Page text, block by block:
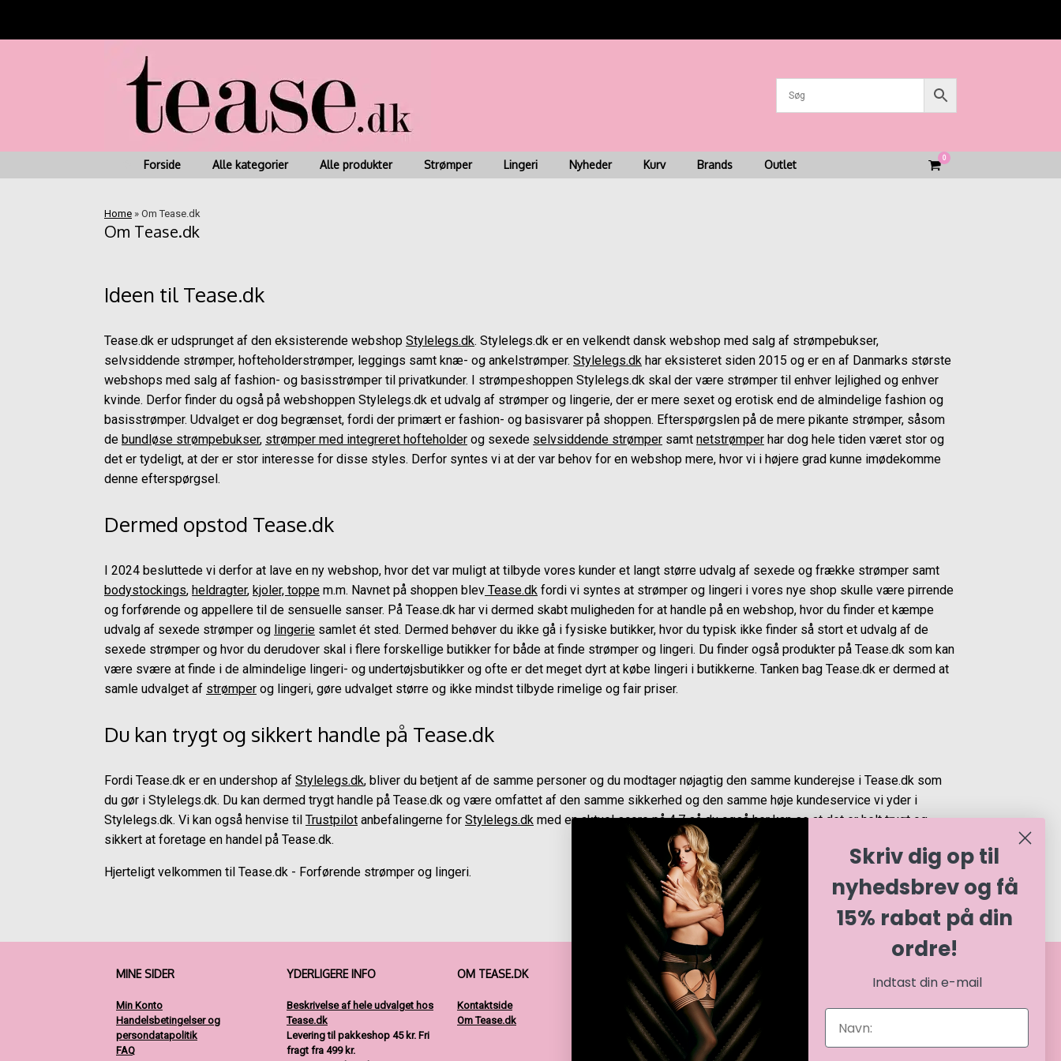
Forside Alle kategorier Alle produkter Strømper Lingeri Nyheder Kurv Brands Outlet
View
shopping
0
Home » Om Tease.dk
Om Tease.dk
Ideen til Tease.dk
Tease.dk er udsprunget af den eksisterende webshop Stylelegs.dk. Stylelegs.dk er en velkendt dansk webshop med salg af strømpebukser,
selvsiddende strømper, hofteholderstrømper, leggings samt knæ- og ankelstrømper. Stylelegs.dk har eksisteret siden 2015 og er en af Danmarks største
webshops med salg af fashion- og basisstrømper til privatkunder. I strømpeshoppen Stylelegs.dk skal der være strømper til enhver lejlighed og enhver
kvinde. Derfor finder du også på webshoppen Stylelegs.dk et udvalg af strømper og lingerie, der er mere sexet og erotisk end de almindelige fashion og
basisstrømper. Udvalget er dog begrænset, fordi der primært er fashion- og basisvarer på shoppen. Efterspørgslen på de mere pikante strømper, såsom
de bundløse strømpebukser, strømper med integreret hofteholder og sexede selvsiddende strømper samt netstrømper har dog hele tiden været stor og
det er tydeligt, at der er stor interesse for disse styles. Derfor syntes vi at der var behov for en webshop mere, hvor vi i højere grad kunne imødekomme
denne efterspørgsel.
Dermed opstod Tease.dk
I 2024 besluttede vi derfor at lave en ny webshop, hvor det var muligt at tilbyde vores kunder et langt større udvalg af sexede og frække strømper samt
bodystockings, heldragter, kjoler, toppe m.m. Navnet på shoppen blev Tease.dk fordi vi syntes at strømper og lingeri i vores nye shop skulle være pirrende
og forførende og appellere til de sensuelle sanser. På Tease.dk har vi dermed skabt muligheden for at handle på en webshop, hvor du finder et kæmpe
udvalg af sexede strømper og lingerie samlet ét sted. Dermed behøver du ikke gå i fysiske butikker, hvor du typisk ikke finder så stort et udvalg af de
sexede strømper og hvor du derudover skal i flere forskellige butikker for både at finde strømper og lingeri. Du finder også produkter på Tease.dk som kan
være svære at finde i de almindelige lingeri- og undertøjsbutikker og ofte er det meget dyrt at købe lingeri i butikkerne. Tanken bag Tease.dk er dermed at
samle udvalget af strømper og lingeri, gøre udvalget større og ikke mindst tilbyde rimelige og fair priser.
Du kan trygt og sikkert handle på Tease.dk
Fordi Tease.dk er en undershop af Stylelegs.dk, bliver du betjent af de samme personer og du modtager nøjagtig den samme kunderejse i Tease.dk som
du gør i Stylelegs.dk. Du kan dermed trygt handle på Tease.dk og være omfattet af den samme sikkerhed og den samme høje kundeservice vi yder i
Stylelegs.dk. Vi kan også henvise til Trustpilot anbefalingerne for Stylelegs.dk med en aktuel score på 4,7 så du også her kan se at det er helt trygt og
sikkert at foretage en handel på Tease.dk.
Hjerteligt velkommen til Tease.dk - Forførende strømper og lingeri.
MINE SIDER
Min Konto
Handelsbetingelser og
persondatapolitik
FAQ
YDERLIGERE INFO
Beskrivelse af hele udvalget hos
Tease.dk
Levering til pakkeshop 45 kr. Fri
fragt fra 499 kr.
OM TEASE.DK
Kontaktside
Om Tease.dk
FØLG OS
Skriv dig op til
nyhedsbrev og få
15% rabat på din
ordre!
Indtast din e-mail